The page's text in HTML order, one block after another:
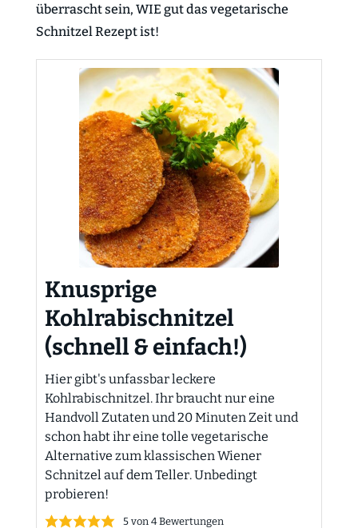
überrascht sein, WIE gut das vegetarische
Schnitzel Rezept ist!
Knusprige
Kohlrabischnitzel
(schnell & einfach!)
Hier gibt's unfassbar leckere
Kohlrabischnitzel. Ihr braucht nur eine
Handvoll Zutaten und 20 Minuten Zeit und
schon habt ihr eine tolle vegetarische
Alternative zum klassischen Wiener
Schnitzel auf dem Teller. Unbedingt
probieren!
5von 4Bewertungen